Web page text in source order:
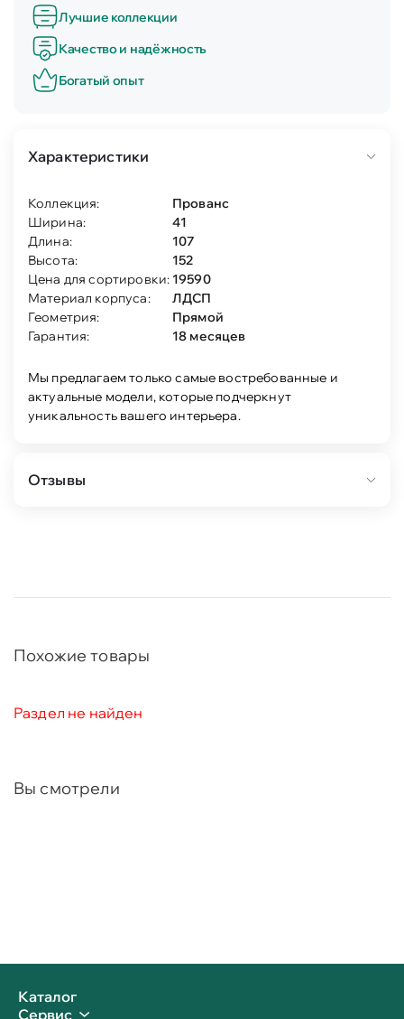
Лучшие коллекции
Качество и надёжность
Богатый опыт
Характеристики
Коллекция:
Прованс
Ширина:
41
Длина:
107
Высота:
152
Цена для сортировки: 19590
Материал корпуса:
ЛДСП
Геометрия:
Прямой
Гарантия:
18 месяцев
Мы предлагаем только самые востребованные и
актуальные модели, которые подчеркнут
уникальность вашего интерьера.
Отзывы
Похожие товары
Раздел не найден
Вы смотрели
Каталог
Сервис